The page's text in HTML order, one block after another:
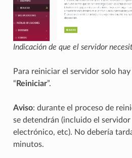
Indicación de que el servidor
Para reiniciar el servidor solo
“ Reiniciar”.
Aviso: durante el proceso de
se detendrán (incluido el
electrónico, etc). No debería
minutos.